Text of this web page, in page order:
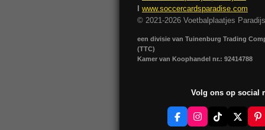
I www.soccercardsparadise.com
© 2021-2026 Voetbalplaatjes Paradijs
een divisie van Tuinenburg Trading
(TTC)
Kamer van Koophandel nr.: 92414788
Volg ons op social
F
I
T
X
P